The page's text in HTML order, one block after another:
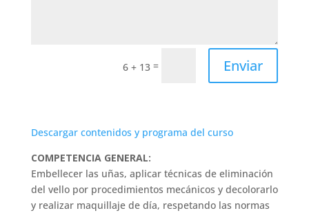
6 + 13 = Enviar
Descargar contenidos y programa del curso
COMPETENCIA GENERAL:
Embellecer las uñas, aplicar técnicas de eliminación
del vello por procedimientos mecánicos y decolorarlo
y realizar maquillaje de día, respetando las normas